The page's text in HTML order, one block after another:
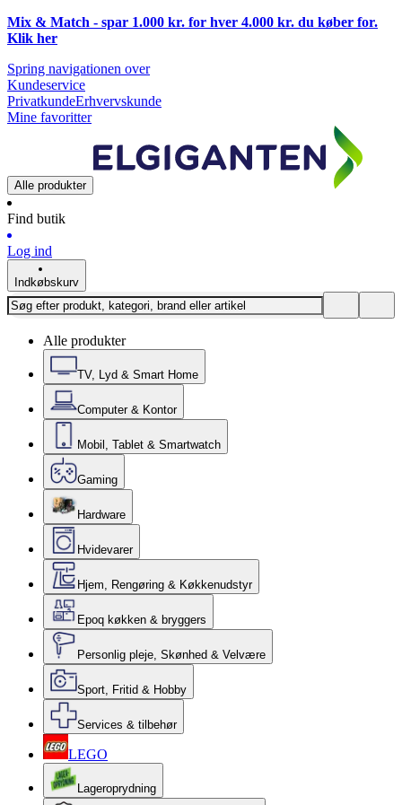
Mix & Match - spar 1.000 kr. for hver 4.000 kr. du køber for.
Klik her
Spring navigationen over
Kundeservice
PrivatkundeErhvervskunde
Mine favoritter
Alle produkter
Find butik
Log ind
Indkøbskurv
Alle produkter
TV, Lyd & Smart Home
Computer & Kontor
Mobil, Tablet & Smartwatch
Gaming
Hardware
Hvidevarer
Hjem, Rengøring & Køkkenudstyr
Epoq køkken & bryggers
Personlig pleje, Skønhed & Velvære
Sport, Fritid & Hobby
Services & tilbehør
LEGO
Lageroprydning